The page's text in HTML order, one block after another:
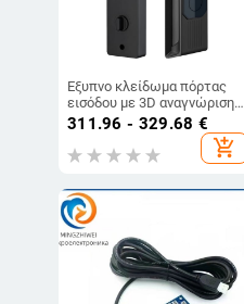
Έξυπνο κλείδωμα πόρτας
εισόδου με 3D αναγνώριση
προσώπου, εσωτερικό
οπτικό θυροτηλέφωνο,
ενεργό διαβίβαση
επικοινωνίας, αναγνώριση
βίντεο
311.96 - 329.68 €
add_shopping_cart